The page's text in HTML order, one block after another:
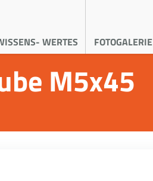
WERTES FOTOGALERIE
M5x45